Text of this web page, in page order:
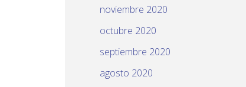
noviembre 2020
octubre 2020
septiembre 2020
agosto 2020